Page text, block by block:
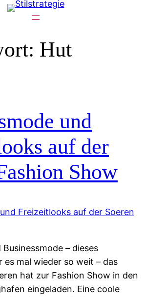
Hut
und
auf der
Show
– dieses
es mal wieder so weit – das
hat zur Fashion Show in den
eingeladen. Eine coole